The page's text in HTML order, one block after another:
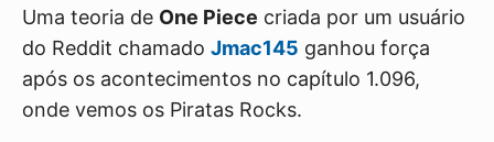
Uma teoria de One Piece criada por um usuário
do Reddit chamado Jmac145 ganhou força
após os acontecimentos no capítulo 1.096,
onde vemos os Piratas Rocks.